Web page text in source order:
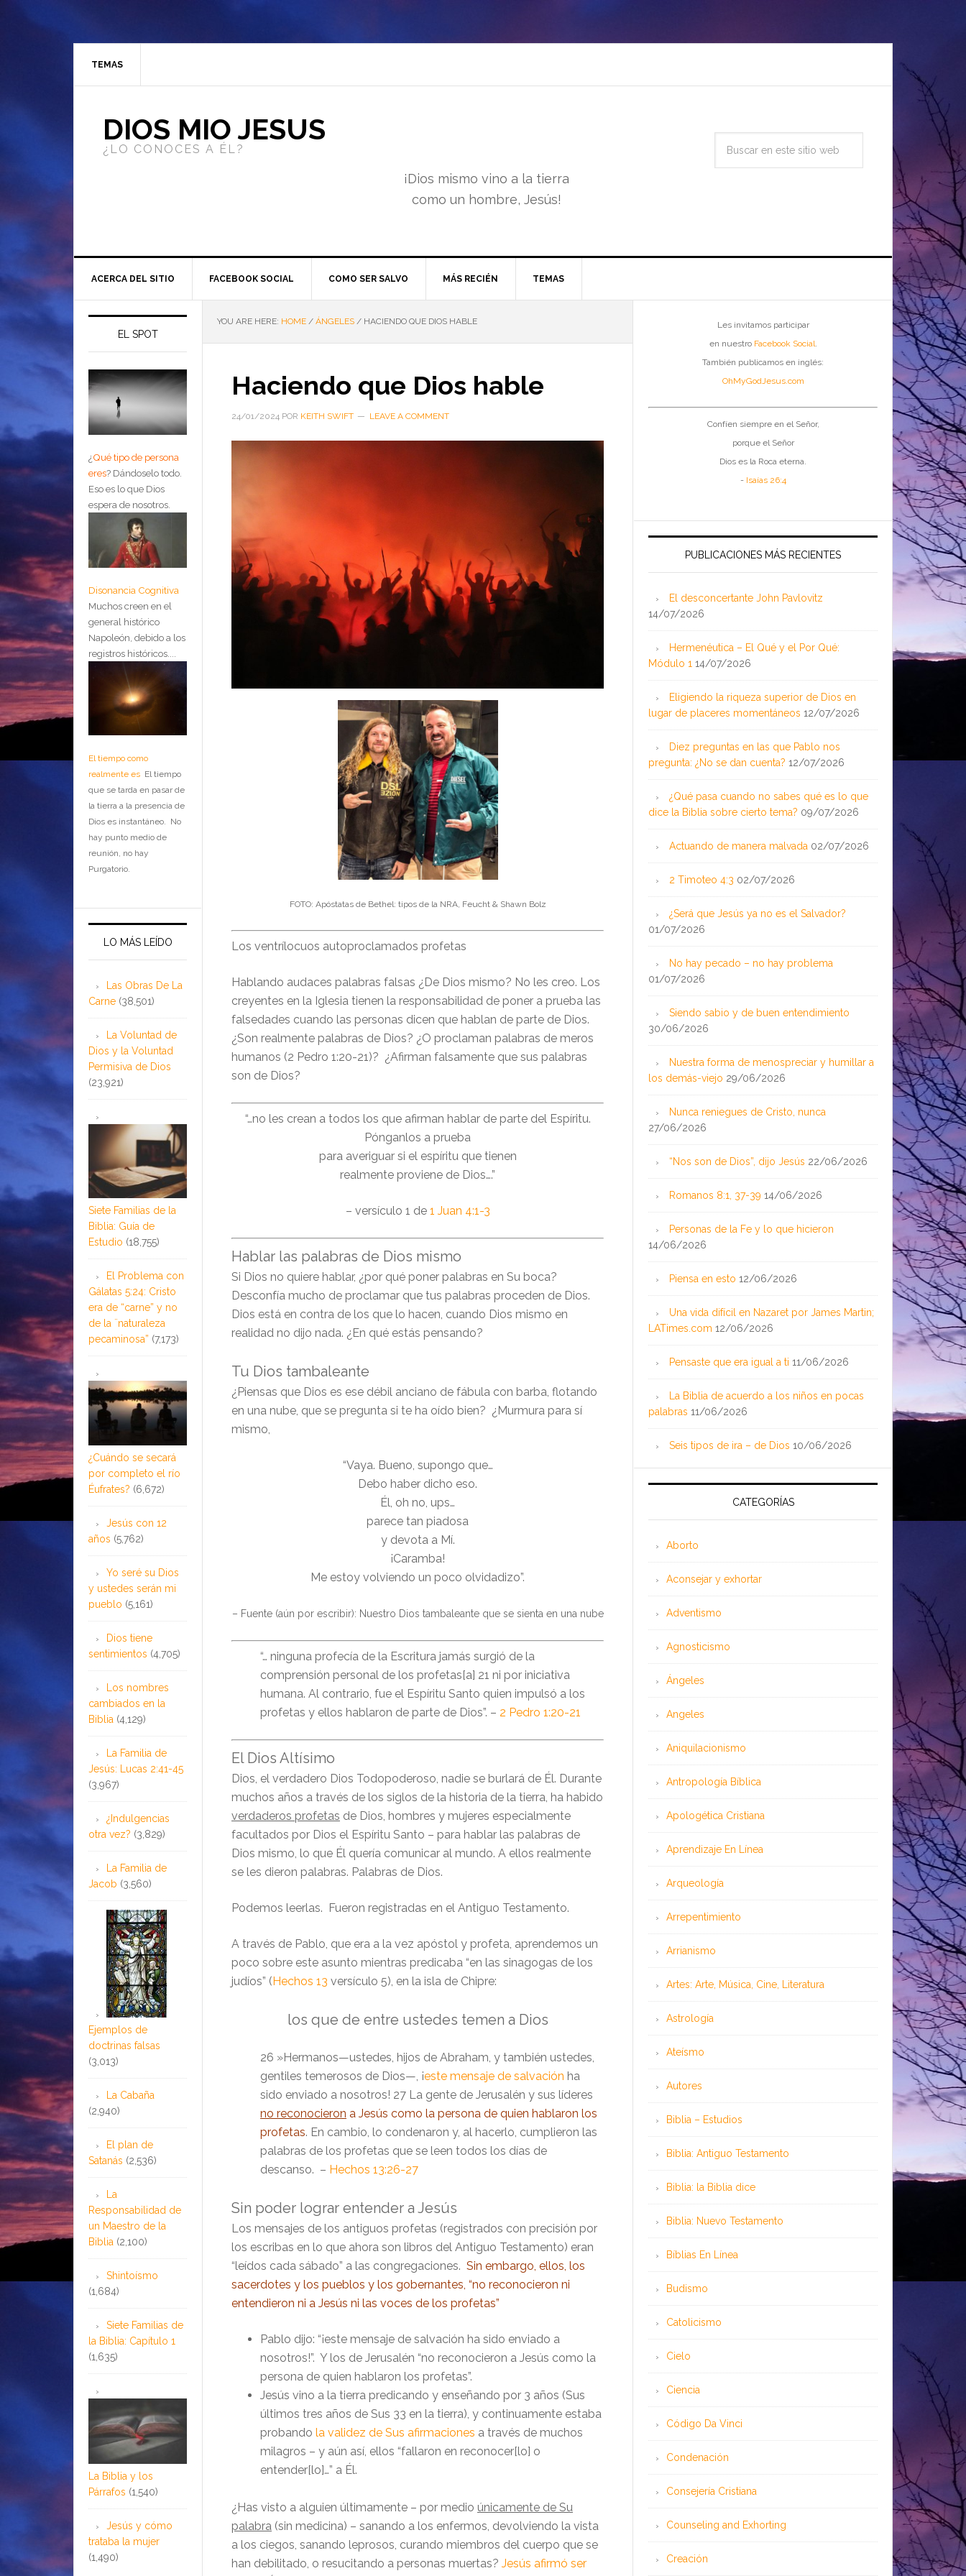
TEMAS
DIOS MIO JESUS
¿LO CONOCES A ÉL?
¡Dios mismo vino a la tierra
como un hombre, Jesús!
ACERCA DEL SITIO FACEBOOK SOCIAL COMO SER SALVO MÁS RECIÉN TEMAS
YOU ARE HERE: HOME / ÁNGELES / HACIENDO QUE DIOS HABLE
Haciendo que Dios hable
24/01/2024 POR KEITH SWIFT LEAVE A COMMENT
FOTO: Apóstatas de Bethel: tipos de la NRA, Feucht & Shawn Bolz
Los ventrílocuos autoproclamados profetas
Hablando audaces palabras falsas ¿De Dios mismo? No les creo. Los
creyentes en la Iglesia tienen la responsabilidad de poner a prueba las
falsedades cuando las personas dicen que hablan de parte de Dios.
¿Son realmente palabras de Dios? ¿O proclaman palabras de meros
humanos (2 Pedro 1:20-21)? ¿Afirman falsamente que sus palabras
son de Dios?
“…no les crean a todos los que afirman hablar de parte del Espíritu.
Pónganlos a prueba
para averiguar si el espíritu que tienen
realmente proviene de Dios….”
– versículo 1 de 1 Juan 4:1-3
Hablar las palabras de Dios mismo
Si Dios no quiere hablar, ¿por qué poner palabras en Su boca?
Desconfía mucho de proclamar que tus palabras proceden de Dios.
Dios está en contra de los que lo hacen, cuando Dios mismo en
realidad no dijo nada. ¿En qué estás pensando?
Tu Dios tambaleante
¿Piensas que Dios es ese débil anciano de fábula con barba, flotando
en una nube, que se pregunta si te ha oído bien? ¿Murmura para sí
mismo,
“Vaya. Bueno, supongo que…
Debo haber dicho eso.
Él, oh no, ups…
parece tan piadosa
y devota a Mí.
¡Caramba!
Me estoy volviendo un poco olvidadizo”.
– Fuente (aún por escribir): Nuestro Dios tambaleante que se sienta en una nube
“… ninguna profecía de la Escritura jamás surgió de la
comprensión personal de los profetas[a] 21 ni por iniciativa
humana. Al contrario, fue el Espíritu Santo quien impulsó a los
profetas y ellos hablaron de parte de Dios”. – 2 Pedro 1:20-21
El Dios Altísimo
Dios, el verdadero Dios Todopoderoso, nadie se burlará de Él. Durante
muchos años a través de los siglos de la historia de la tierra, ha habido
verdaderos profetas de Dios, hombres y mujeres especialmente
facultados por Dios el Espíritu Santo – para hablar las palabras de
Dios mismo, lo que Él quería comunicar al mundo. A ellos realmente
se les dieron palabras. Palabras de Dios.
Podemos leerlas. Fueron registradas en el Antiguo Testamento.
A través de Pablo, que era a la vez apóstol y profeta, aprendemos un
poco sobre este asunto mientras predicaba “en las sinagogas de los
judíos” ( Hechos 13 versículo 5), en la isla de Chipre:
los que de entre ustedes temen a Dios
26 »Hermanos—ustedes, hijos de Abraham, y también ustedes,
gentiles temerosos de Dios—, ¡este mensaje de salvación ha
sido enviado a nosotros! 27 La gente de Jerusalén y sus líderes
no reconocieron a Jesús como la persona de quien hablaron los
profetas. En cambio, lo condenaron y, al hacerlo, cumplieron las
palabras de los profetas que se leen todos los días de
descanso. – Hechos 13:26-27
Sin poder lograr entender a Jesús
Los mensajes de los antiguos profetas (registrados con precisión por
los escribas en lo que ahora son libros del Antiguo Testamento) eran
“leídos cada sábado” a las congregaciones. Sin embargo, ellos, los
sacerdotes y los pueblos y los gobernantes, “no reconocieron ni
entendieron ni a Jesús ni las voces de los profetas”
Pablo dijo: “¡este mensaje de salvación ha sido enviado a
nosotros!”. Y los de Jerusalén “no reconocieron a Jesús como la
persona de quien hablaron los profetas”.
Jesús vino a la tierra predicando y enseñando por 3 años (Sus
últimos tres años de Sus 33 en la tierra), y continuamente estaba
probando la validez de Sus afirmaciones a través de muchos
milagros – y aún así, ellos “fallaron en reconocer[lo] o
entender[lo]…” a Él.
¿Has visto a alguien últimamente – por medio únicamente de Su
palabra (sin medicina) – sanando a los enfermos, devolviendo la vista
a los ciegos, sanando leprosos, curando miembros del cuerpo que se
han debilitado, o resucitando a personas muertas? Jesús afirmó ser
Les invitamos participar
en nuestro Facebook Social.
También publicamos en inglés:
OhMyGodJesus.com
Confíen siempre en el Señor,
porque el Señor
Dios es la Roca eterna.
- Isaías 26:4
PUBLICACIONES MÁS RECIENTES
El desconcertante John Pavlovitz
14/07/2026
Hermenéutica – El Qué y el Por Qué:
Módulo 1 14/07/2026
Eligiendo la riqueza superior de Dios en
lugar de placeres momentáneos 12/07/2026
Diez preguntas en las que Pablo nos
pregunta: ¿No se dan cuenta? 12/07/2026
¿Qué pasa cuando no sabes qué es lo que
dice la Biblia sobre cierto tema? 09/07/2026
Actuando de manera malvada 02/07/2026
2 Timoteo 4:3 02/07/2026
¿Será que Jesús ya no es el Salvador?
01/07/2026
No hay pecado – no hay problema
01/07/2026
Siendo sabio y de buen entendimiento
30/06/2026
Nuestra forma de menospreciar y humillar a
los demás-viejo 29/06/2026
Nunca reniegues de Cristo, nunca
27/06/2026
“Nos son de Dios”, dijo Jesús 22/06/2026
Romanos 8:1, 37-39 14/06/2026
Personas de la Fe y lo que hicieron
14/06/2026
Piensa en esto 12/06/2026
Una vida difícil en Nazaret por James Martin;
LATimes.com 12/06/2026
Pensaste que era igual a ti 11/06/2026
La Biblia de acuerdo a los niños en pocas
palabras 11/06/2026
Seis tipos de ira – de Dios 10/06/2026
CATEGORÍAS
Aborto
Aconsejar y exhortar
Adventismo
Agnosticismo
Ángeles
Angeles
Aniquilacionismo
Antropología Bíblica
Apologética Cristiana
Aprendizaje En Línea
Arqueología
Arrepentimiento
Arrianismo
Artes: Arte, Música, Cine, Literatura
Astrología
Ateísmo
Autores
Biblia – Estudios
Biblia: Antiguo Testamento
Biblia: la Biblia dice
Biblia: Nuevo Testamento
Bíblias En Línea
Budismo
Catolicismo
Cielo
Ciencia
Código Da Vinci
Condenación
Consejería Cristiana
Counseling and Exhorting
Creación
EL SPOT
¿Qué tipo de persona
eres? Dándoselo todo.
Eso es lo que Dios
espera de nosotros.
Disonancia Cognitiva
Muchos creen en el
general histórico
Napoleón, debido a los
registros históricos....
El tiempo como
realmente es El tiempo
que se tarda en pasar de
la tierra a la presencia de
Dios es instantáneo. No
hay punto medio de
reunión, no hay
Purgatorio.
LO MÁS LEÍDO
Las Obras De La
Carne (38,501)
La Voluntad de
Dios y la Voluntad
Permisiva de Dios
(23,921)
Siete Familias de la
Biblia: Guía de
Estudio (18,755)
El Problema con
Gálatas 5:24: Cristo
era de “carne” y no
de la ¨naturaleza
pecaminosa” (7,173)
¿Cuándo se secará
por completo el río
Éufrates? (6,672)
Jesús con 12
años (5,762)
Yo seré su Dios
y ustedes serán mi
pueblo (5,161)
Dios tiene
sentimientos (4,705)
Los nombres
cambiados en la
Biblia (4,129)
La Familia de
Jesús: Lucas 2:41-45
(3,967)
¿Indulgencias
otra vez? (3,829)
La Familia de
Jacob (3,560)
Ejemplos de
doctrinas falsas
(3,013)
La Cabaña
(2,940)
El plan de
Satanás (2,536)
La
Responsabilidad de
un Maestro de la
Biblia (2,100)
Shintoísmo
(1,684)
Siete Familias de
la Biblia: Capítulo 1
(1,635)
La Biblia y los
Párrafos (1,540)
Jesús y cómo
trataba la mujer
(1,490)